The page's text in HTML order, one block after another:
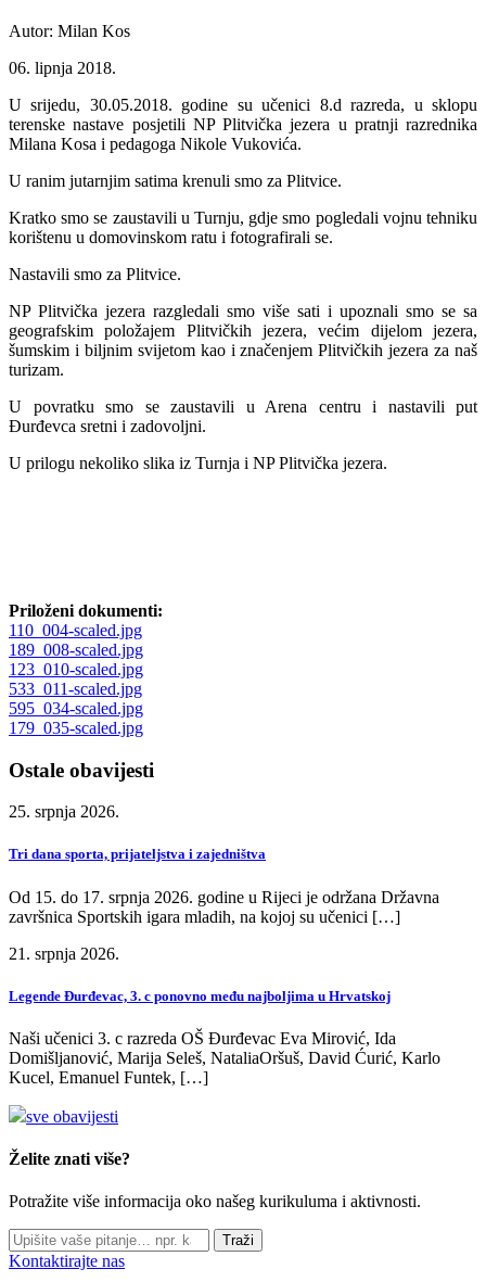
Autor: Milan Kos
06. lipnja 2018.
U srijedu, 30.05.2018. godine su učenici 8.d razreda, u sklopu
terenske nastave posjetili NP Plitvička jezera u pratnji razrednika
Milana Kosa i pedagoga Nikole Vukovića.
U ranim jutarnjim satima krenuli smo za Plitvice.
Kratko smo se zaustavili u Turnju, gdje smo pogledali vojnu tehniku
korištenu u domovinskom ratu i fotografirali se.
Nastavili smo za Plitvice.
NP Plitvička jezera razgledali smo više sati i upoznali smo se sa
geografskim položajem Plitvičkih jezera, većim dijelom jezera,
šumskim i biljnim svijetom kao i značenjem Plitvičkih jezera za naš
turizam.
U povratku smo se zaustavili u Arena centru i nastavili put
Đurđevca sretni i zadovoljni.
U prilogu nekoliko slika iz Turnja i NP Plitvička jezera.
Priloženi dokumenti:
110_004-scaled.jpg
189_008-scaled.jpg
123_010-scaled.jpg
533_011-scaled.jpg
595_034-scaled.jpg
179_035-scaled.jpg
Ostale obavijesti
25. srpnja 2026.
Tri dana sporta, prijateljstva i zajedništva
Od 15. do 17. srpnja 2026. godine u Rijeci je održana Državna
završnica Sportskih igara mladih, na kojoj su učenici […]
21. srpnja 2026.
Legende Đurđevac, 3. c ponovno među najboljima u Hrvatskoj
Naši učenici 3. c razreda OŠ Đurđevac Eva Mirović, Ida
Domišljanović, Marija Seleš, NataliaOršuš, David Ćurić, Karlo
Kucel, Emanuel Funtek, […]
sve obavijesti
Želite znati više?
Potražite više informacija oko našeg kurikuluma i aktivnosti.
Traži
Kontaktirajte nas